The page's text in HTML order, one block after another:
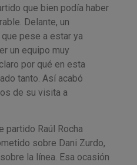
que bien podía haber
Delante, un
pese a estar ya
un equipo muy
por qué en esta
tanto. Así acabó
de su visita a
partido Raúl Rocha
sobre Dani Zurdo,
la línea. Esa ocasión